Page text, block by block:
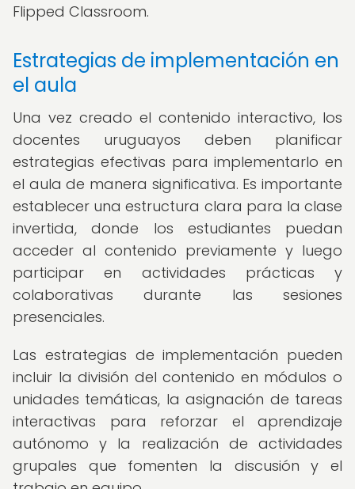
Flipped Classroom.
Estrategias de implementación en
el aula
Una vez creado el contenido interactivo, los
docentes uruguayos deben planificar
estrategias efectivas para implementarlo en
el aula de manera significativa. Es importante
establecer una estructura clara para la clase
invertida, donde los estudiantes puedan
acceder al contenido previamente y luego
participar en actividades prácticas y
colaborativas durante las sesiones
presenciales.
Las estrategias de implementación pueden
incluir la división del contenido en módulos o
unidades temáticas, la asignación de tareas
interactivas para reforzar el aprendizaje
autónomo y la realización de actividades
grupales que fomenten la discusión y el